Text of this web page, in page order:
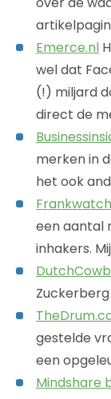
Emerce.nl
wel dat
(!) miljard
direct de
merken in
het ook
een aantal
inhakers.
gestelde
een
Mindshare